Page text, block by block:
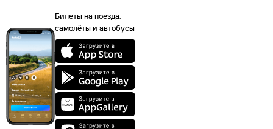
Билеты на поезда,
самолёты и автобусы